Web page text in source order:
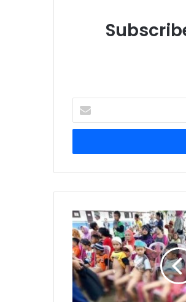
your
Email